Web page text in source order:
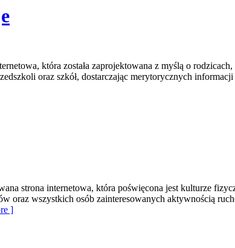
która została zaprojektowana z myślą o
oraz szkół, dostarczając merytorycznych
strona internetowa, która poświęcona jest kulturze
oraz wszystkich osób zainteresowanych aktywnością
]